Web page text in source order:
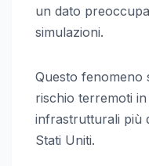
un dato
simulazioni.
Questo fenomeno
rischio terremoti
infrastrutturali più
Stati Uniti.